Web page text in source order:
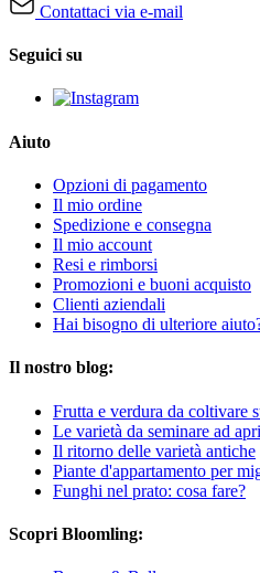
Contattaci via e-mail
Seguici su
Aiuto
Opzioni di pagamento
Il mio ordine
Spedizione e consegna
Il mio account
Resi e rimborsi
Promozioni e buoni acquisto
Clienti aziendali
Hai bisogno di ulteriore
Il nostro blog:
Frutta e verdura da coltivare
Le varietà da seminare ad
Il ritorno delle varietà antiche
Piante d'appartamento per
Funghi nel prato: cosa fare?
Scopri Bloomling: